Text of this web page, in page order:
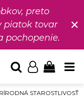
preto
piatok tovar
pochopenie.
×
STAROSTLIVOSŤ